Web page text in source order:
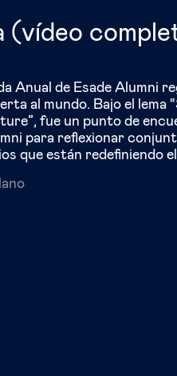
(vídeo
Anual de Esade Alumni
al mundo. Bajo el lema
fue un punto de
para reflexionar
que están redefiniendo